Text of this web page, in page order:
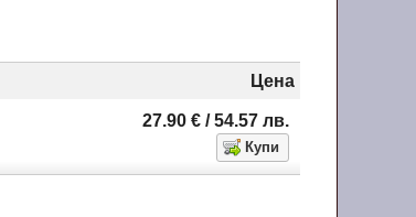
Цена
27.90€ / 54.57лв.